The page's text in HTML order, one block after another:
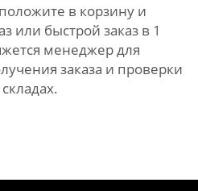
в корзину и
или быстрой заказ в 1
менеджер для
заказа и проверки